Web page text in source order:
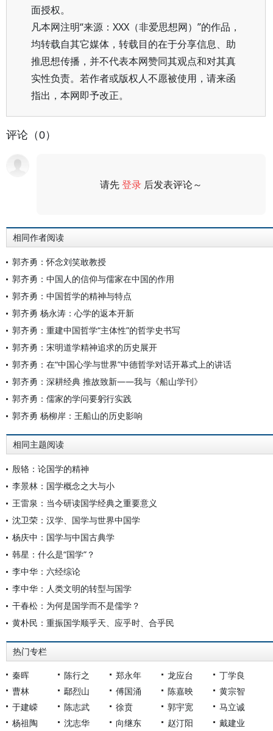
面授权。
凡本网注明“来源：XXX（非爱思想网）”的作品，
均转载自其它媒体，转载目的在于分享信息、助
推思想传播，并不代表本网赞同其观点和对其真
实性负责。若作者或版权人不愿被使用，请来函
指出，本网即予改正。
评论（0）
请先登录 后发表评论～
相同作者阅读
郭齐勇：怀念刘笑敢教授
郭齐勇：中国人的信仰与儒家在中国的作用
郭齐勇：中国哲学的精神与特点
郭齐勇 杨永涛：心学的返本开新
郭齐勇：重建中国哲学“主体性”的哲学史书写
郭齐勇：宋明道学精神追求的历史展开
郭齐勇：在“中国心学与世界”中德哲学对话开幕式上的讲话
郭齐勇：深耕经典 推故致新——我与《船山学刊》
郭齐勇：儒家的学问要躬行实践
郭齐勇 杨柳岸：王船山的历史影响
相同主题阅读
殷辂：论国学的精神
李景林：国学概念之大与小
王雷泉：当今研读国学经典之重要意义
沈卫荣：汉学、国学与世界中国学
杨庆中：国学与中国古典学
韩星：什么是“国学”？
李中华：六经综论
李中华：人类文明的转型与国学
干春松：为何是国学而不是儒学？
黄朴民：重振国学顺乎天、应乎时、合乎民
热门专栏
秦晖 陈行之 郑永年 龙应台
丁学良
曹林
鄢烈山 傅国涌 陈嘉映
黄宗智
于建嵘
陈志武 徐贲 郭宇宽
马立诚
杨祖陶
沈志华 向继东 赵汀阳 戴建业